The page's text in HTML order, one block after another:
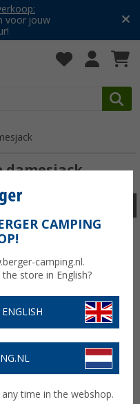
voor jouw
damesjack
CAMPING
camping.nl.
store in English?
time in the webshop.